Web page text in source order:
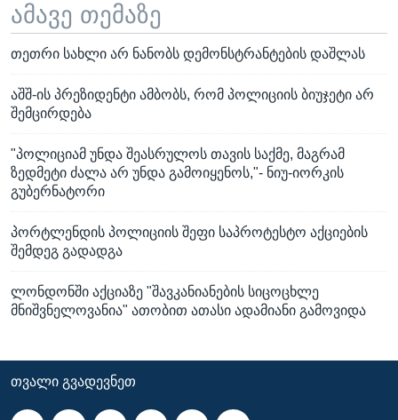
ამავე თემაზე
თეთრი სახლი არ ნანობს დემონსტრანტების დაშლას
აშშ-ის პრეზიდენტი ამბობს, რომ პოლიციის ბიუჯეტი არ
შემცირდება
"პოლიციამ უნდა შეასრულოს თავის საქმე, მაგრამ
ზედმეტი ძალა არ უნდა გამოიყენოს,"- ნიუ-იორკის
გუბერნატორი
პორტლენდის პოლიციის შეფი საპროტესტო აქციების
შემდეგ გადადგა
ლონდონში აქციაზე "შავკანიანების სიცოცხლე
მნიშვნელოვანია" ათობით ათასი ადამიანი გამოვიდა
ᲗᲕᲐᲚᲘ ᲒᲕᲐᲓᲔᲕᲜᲔᲗ